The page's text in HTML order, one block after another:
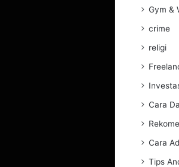
Gym &
crime
religi
Cara
Cara
Tips